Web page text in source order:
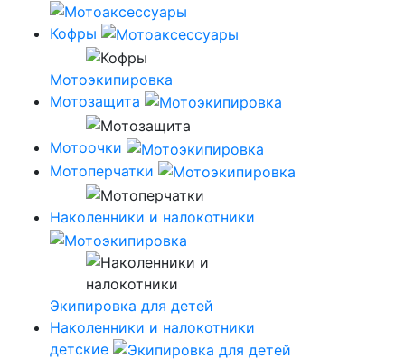
Кофры
Мотоэкипировка
Мотозащита
Мотоочки
Мотоперчатки
Наколенники и налокотники
Экипировка для детей
Наколенники и налокотники
детские